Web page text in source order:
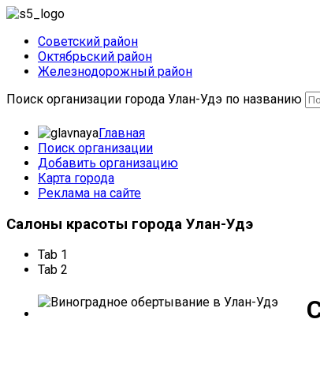
Советский район
Октябрьский район
Железнодорожный район
Поиск организации города Улан-Удэ по названию
Главная
Поиск организации
Добавить организацию
Карта города
Реклама на сайте
Салоны красоты города Улан-Удэ
Tab 1
Tab 2